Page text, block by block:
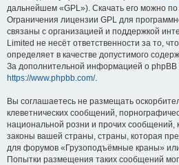
дальнейшем «GPL»). Скачать его можно по
Ограничения лицензии GPL для
связаны с организацией и поддержкой
Limited не несёт ответственности за то,
определяет в качестве допустимого
За дополнительной информацией о
https://www.phpbb.com/.
Вы соглашаетесь не размещать
клеветнических сообщений,
национальной розни и прочих сообщений,
законы вашей страны, страны, которая
для форумов «Грузоподъёмные краны»
Попытки размещения таких сообщений